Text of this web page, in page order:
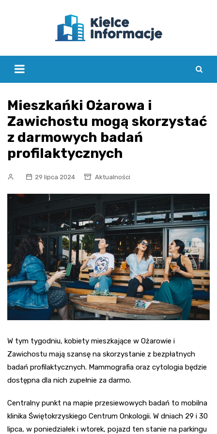
Mieszkańki Ożarowa i
Zawichostu mogą skorzystać
z darmowych badań
profilaktycznych
29 lipca 2024 Aktualności
W tym tygodniu, kobiety mieszkające w Ożarowie i
Zawichostu mają szansę na skorzystanie z bezpłatnych
badań profilaktycznych. Mammografia oraz cytologia będzie
dostępna dla nich zupełnie za darmo.
Centralny punkt na mapie przesiewowych badań to mobilna
klinika Świętokrzyskiego Centrum Onkologii. W dniach 29 i 30
lipca, w poniedziałek i wtorek, pojazd ten stanie na parkingu